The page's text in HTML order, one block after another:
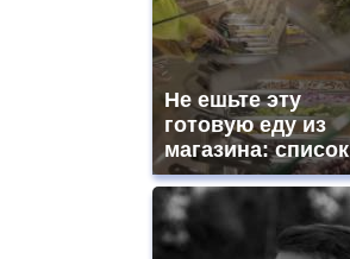
Не ешьте эту
готовую еду из
магазина: список